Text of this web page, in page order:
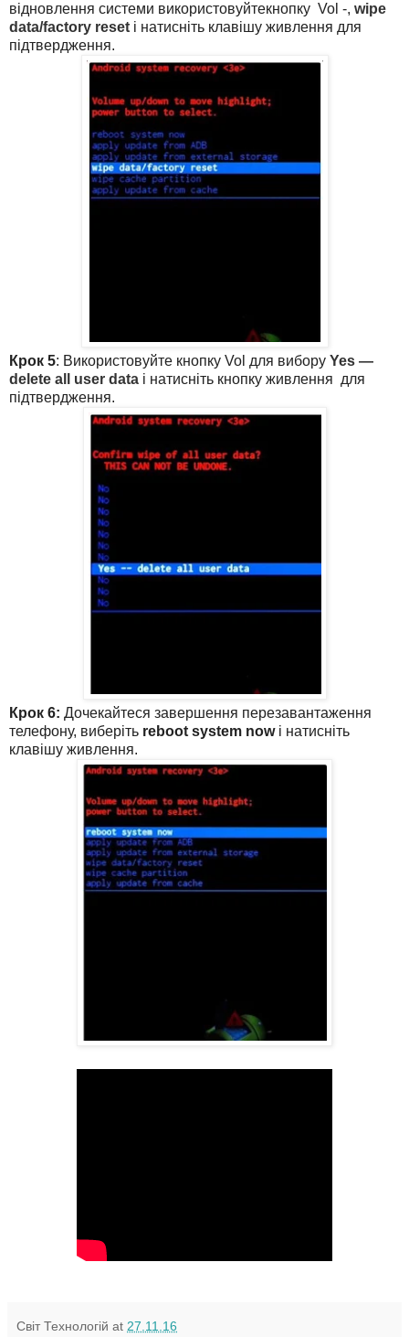
відновлення системи використовуйтекнопку Vol -, wipe
data/factory reset і натисніть клавішу живлення для
підтвердження.
Крок 5: Використовуйте кнопку Vol для вибору Yes —
delete all user data і натисніть кнопку живлення для
підтвердження.
Крок 6: Дочекайтеся завершення перезавантаження
телефону, виберіть reboot system nowі натисніть
клавішу живлення.
Світ Технологій at 27.11.16